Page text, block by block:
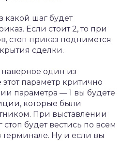
какой шаг будет
Если стоит 2, то при
стоп приказ поднимется
сделки.
один из
параметр критично
параметра — 1 вы будете
которые были
При выставлении
будет вестись по всем
Ну и если вы